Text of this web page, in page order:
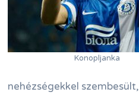
Konopljanka
nehézségekkel